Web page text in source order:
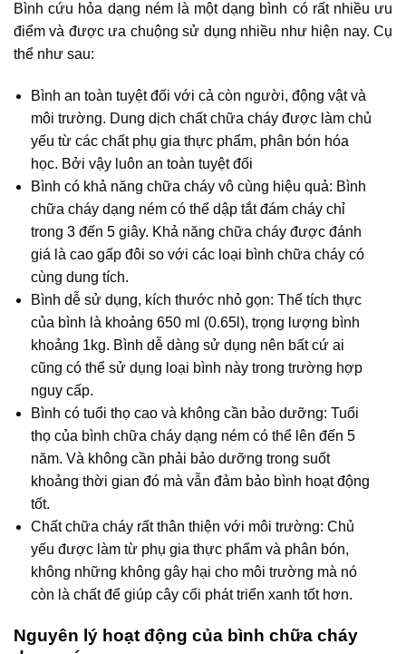
Bình cứu hỏa dạng ném là một dạng bình có rất nhiều ưu
điểm và được ưa chuộng sử dụng nhiều như hiện nay. Cụ
thể như sau:
Bình an toàn tuyệt đối với cả còn người, động vật và
môi trường. Dung dịch chất chữa cháy được làm chủ
yếu từ các chất phụ gia thực phẩm, phân bón hóa
học. Bởi vậy luôn an toàn tuyệt đối
Bình có khả năng chữa cháy vô cùng hiệu quả: Bình
chữa cháy dạng ném có thể dập tắt đám cháy chỉ
trong 3 đến 5 giây. Khả năng chữa cháy được đánh
giá là cao gấp đôi so với các loại bình chữa cháy có
cùng dung tích.
Bình dễ sử dụng, kích thước nhỏ gọn: Thể tích thực
của bình là khoảng 650 ml (0.65l), trọng lượng bình
khoảng 1kg. Bình dễ dàng sử dụng nên bất cứ ai
cũng có thể sử dụng loại bình này trong trường hợp
nguy cấp.
Bình có tuổi thọ cao và không cần bảo dưỡng: Tuổi
thọ của bình chữa cháy dạng ném có thể lên đến 5
năm. Và không cần phải bảo dưỡng trong suốt
khoảng thời gian đó mà vẫn đảm bảo bình hoạt động
tốt.
Chất chữa cháy rất thân thiện với môi trường: Chủ
yếu được làm từ phụ gia thực phẩm và phân bón,
không những không gây hại cho môi trường mà nó
còn là chất để giúp cây cối phát triển xanh tốt hơn.
Nguyên lý hoạt động của bình chữa cháy